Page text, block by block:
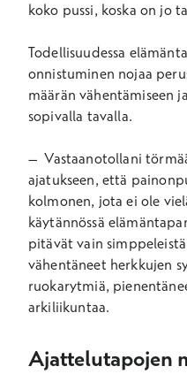
koko pussi, koska on jo
Todellisuudessa
onnistuminen nojaa
määrän vähentämiseen
sopivalla tavalla.
– Vastaanotollani
ajatukseen, että
kolmonen, jota ei ole
käytännössä
pitävät vain
vähentäneet herkkujen
ruokarytmiä,
arkiliikuntaa.
Ajattelutapojen